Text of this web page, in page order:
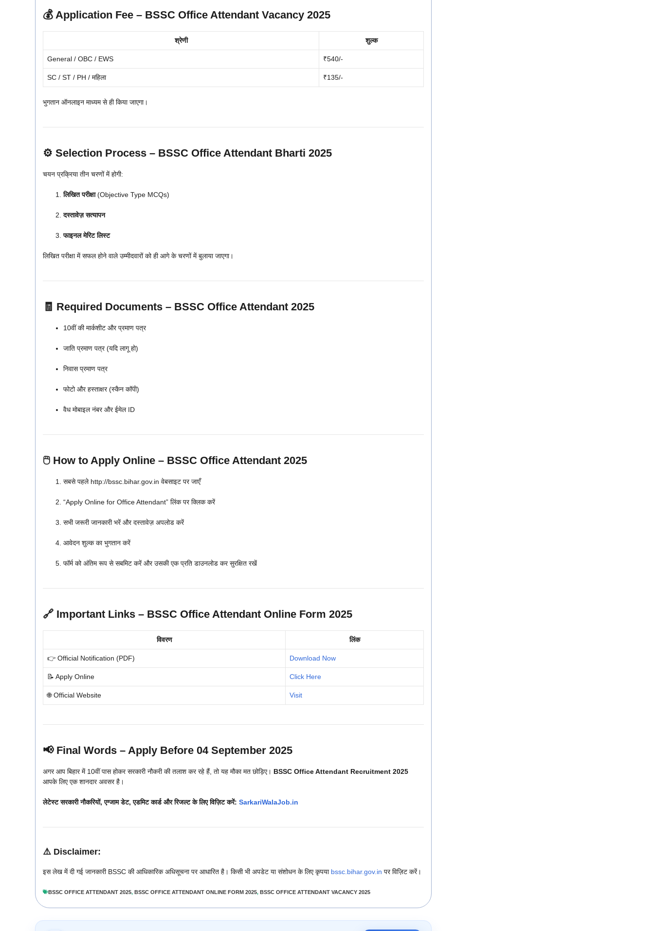
💰 Application Fee – BSSC Office Attendant Vacancy 2025
श्रेणी शुल्क
General / OBC / EWS ₹540/-
SC / ST / PH / महिला ₹135/-
भुगतान ऑनलाइन माध्यम से ही किया जाएगा।
⚙️ Selection Process – BSSC Office Attendant Bharti 2025
चयन प्रक्रिया तीन चरणों में होगी:
लिखित परीक्षा(Objective Type MCQs)
दस्तावेज़ सत्यापन
फाइनल मेरिट लिस्ट
लिखित परीक्षा में सफल होने वाले उम्मीदवारों को ही आगे के चरणों में बुलाया जाएगा।
🧾 Required Documents – BSSC Office Attendant 2025
10वीं की मार्कशीट और प्रमाण पत्र
जाति प्रमाण पत्र (यदि लागू हो)
निवास प्रमाण पत्र
फोटो और हस्ताक्षर (स्कैन कॉपी)
वैध मोबाइल नंबर और ईमेल ID
🖱️ How to Apply Online – BSSC Office Attendant 2025
सबसे पहले http://bssc.bihar.gov.in वेबसाइट पर जाएँ
“Apply Online for Office Attendant” लिंक पर क्लिक करें
सभी जरूरी जानकारी भरें और दस्तावेज़ अपलोड करें
आवेदन शुल्क का भुगतान करें
फॉर्म को अंतिम रूप से सबमिट करें और उसकी एक प्रति डाउनलोड कर सुरक्षित रखें
🔗 Important Links – BSSC Office Attendant Online Form 2025
विवरण लिंक
👉 Official Notification (PDF) Download Now
📝 Apply Online Click Here
🌐 Official Website Visit
📢 Final Words – Apply Before 04 September 2025
अगर आप बिहार में 10वीं पास होकर सरकारी नौकरी की तलाश कर रहे हैं, तो यह मौका मत छोड़िए। BSSC Office Attendant Recruitment 2025
आपके लिए एक शानदार अवसर है।
लेटेस्ट सरकारी नौकरियों, एग्जाम डेट, एडमिट कार्ड और रिजल्ट के लिए विज़िट करें: SarkariWalaJob.in
⚠️ Disclaimer:
इस लेख में दी गई जानकारी BSSC की आधिकारिक अधिसूचना पर आधारित है। किसी भी अपडेट या संशोधन के लिए कृपया bssc.bihar.gov.in पर विज़िट करें।
BSSC OFFICE ATTENDANT 2025, BSSC OFFICE ATTENDANT ONLINE FORM 2025, BSSC OFFICE ATTENDANT VACANCY 2025